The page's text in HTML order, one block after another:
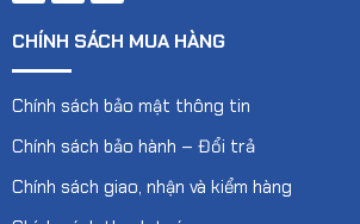
CHÍNH SÁCH MUA HÀNG
Chính sách bảo mật thông tin
Chính sách bảo hành – Đổi trả
Chính sách giao, nhận và kiểm hàng